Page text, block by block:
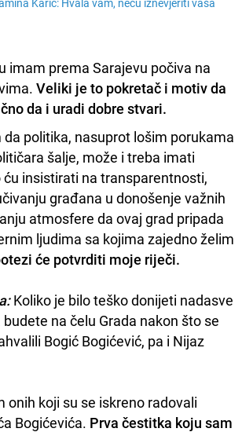
imam prema Sarajevu počiva na
Veliki je to pokretač i motiv da
da i uradi dobre stvari.
da politika, nasuprot lošim porukama
šalje, može i treba imati
insistirati na transparentnosti,
građana u donošenje važnih
atmosfere da ovaj grad pripada
ljudima sa kojima zajedno želim
će potvrditi moje riječi.
Koliko je bilo teško donijeti nadasve
na čelu Grada nakon što se
Bogić Bogićević, pa i Nijaz
onih koji su se iskreno radovali
Bogićevića. Prva čestitka koju sam